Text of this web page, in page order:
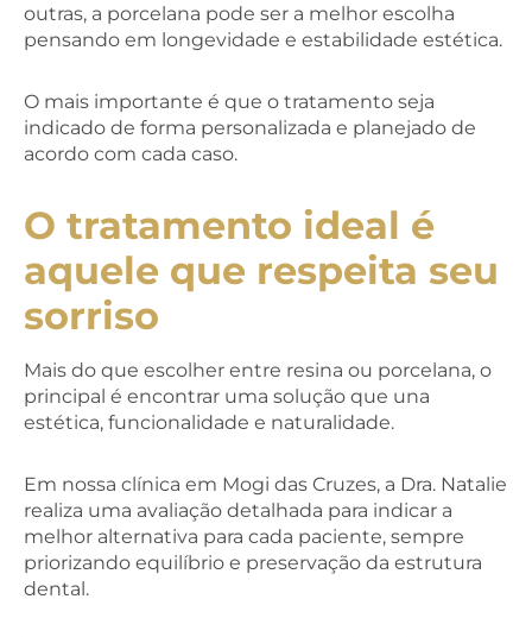
outras, a porcelana pode ser a melhor escolha
pensando em longevidade e estabilidade estética.
O mais importante é que o tratamento seja
indicado de forma personalizada e planejado de
acordo com cada caso.
O tratamento ideal é
aquele que respeita seu
sorriso
Mais do que escolher entre resina ou porcelana, o
principal é encontrar uma solução que una
estética, funcionalidade e naturalidade.
Em nossa clínica em Mogi das Cruzes, a Dra. Natalie
realiza uma avaliação detalhada para indicar a
melhor alternativa para cada paciente, sempre
priorizando equilíbrio e preservação da estrutura
dental.